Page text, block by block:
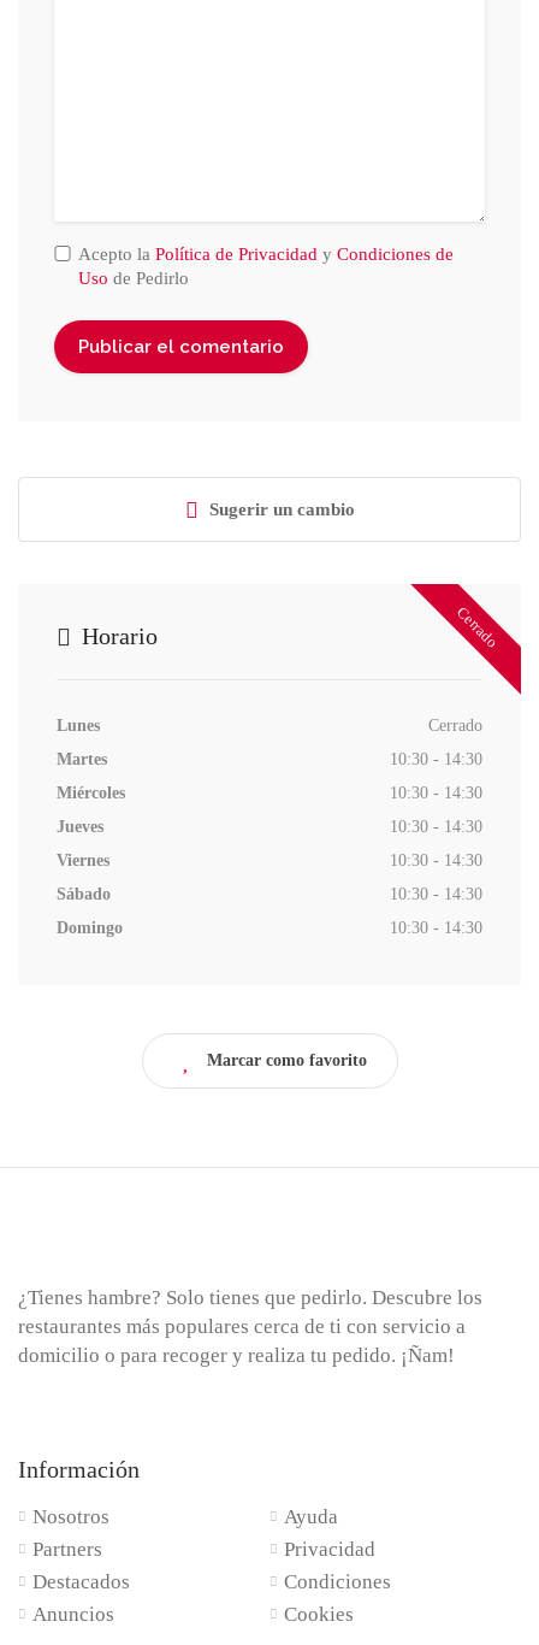
Acepto la Política de Privacidad y Condiciones de
Uso de Pedirlo
Sugerir un cambio
Cerrado
Horario
Lunes
Cerrado
Martes
10:30 - 14:30
Miércoles
10:30 - 14:30
Jueves
10:30 - 14:30
Viernes
10:30 - 14:30
Sábado
10:30 - 14:30
Domingo
10:30 - 14:30
Marcar como favorito
¿Tienes hambre? Solo tienes que pedirlo. Descubre los
restaurantes más populares cerca de ti con servicio a
domicilio o para recoger y realiza tu pedido. ¡Ñam!
Información
Nosotros
Partners
Destacados
Anuncios
Ayuda
Privacidad
Condiciones
Cookies